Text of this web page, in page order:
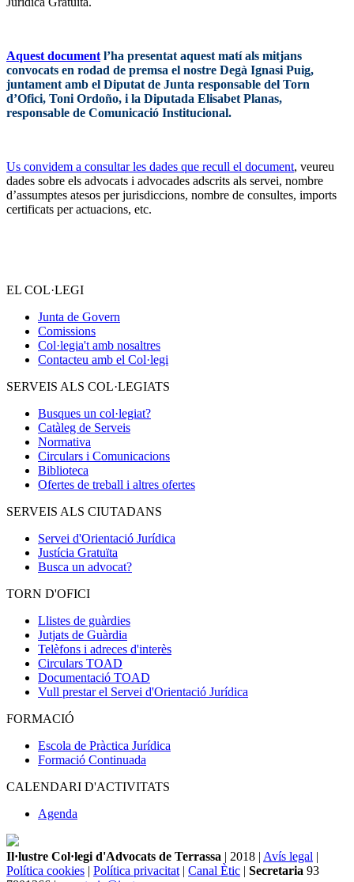
Aquest document l’ha presentat aquest matí als mitjans
convocats en rodad de premsa el nostre Degà Ignasi Puig,
juntament amb el Diputat de Junta responsable del Torn
d’Ofici, Toni Ordoño, i la Diputada Elisabet Planas,
responsable de Comunicació Institucional.
Us convidem a consultar les dades que recull el document, veureu
dades sobre els advocats i advocades adscrits als servei, nombre
d’assumptes atesos per jurisdiccions, nombre de consultes, imports
certificats per actuacions, etc.
EL COL·LEGI
Junta de Govern
Comissions
Col·legia't amb nosaltres
Contacteu amb el Col·legi
SERVEIS ALS COL·LEGIATS
Busques un col·legiat?
Catàleg de Serveis
Normativa
Circulars i Comunicacions
Biblioteca
Ofertes de treball i altres ofertes
SERVEIS ALS CIUTADANS
Servei d'Orientació Jurídica
Justícia Gratuïta
Busca un advocat?
TORN D'OFICI
Llistes de guàrdies
Jutjats de Guàrdia
Telèfons i adreces d'interès
Circulars TOAD
Documentació TOAD
Vull prestar el Servei d'Orientació Jurídica
FORMACIÓ
Escola de Pràctica Jurídica
Formació Continuada
CALENDARI D'ACTIVITATS
Agenda
Il·lustre Col·legi d'Advocats de Terrassa | 2018 | Avís legal |
Política cookies | Política privacitat | Canal Ètic | Secretaria 93